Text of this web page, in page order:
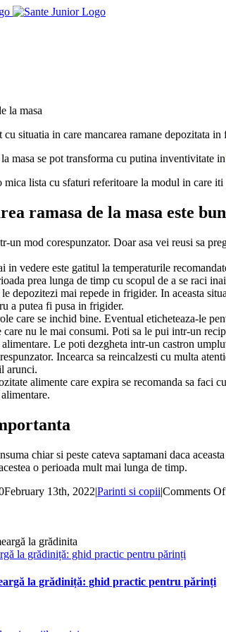
situatia in care mancarea ramane depozitata
masa se pot transforma cu putina inventivitate in
lista cu sfaturi referitoare la modul in care iti
ramasa de la masa este
un mod corespunzator. Doar asa vei reusi sa
in vedere este gatitul la temperaturile
prea lunga de timp cu scopul de a se raci
depozitezi mai repede in frigider. In aceasta
a putea fi pusa in frigider.
care se inchid bine. Eventual eticheteaza-le
nu le mai consumi. Poti sa le pui intr-un
Le poti dezgheta intr-un castron
Incearca sa reincalzesti cu multa
arunci.
alimente care expira se recomanda sa faci
chiar si peste cateva saptamani daca
o perioada mult mai lunga de timp.
February 13th, 2022|Parinti si copii|Comments
la grădiniță: ghid practic pentru părinți
la grădiniță: ghid practic pentru părinți